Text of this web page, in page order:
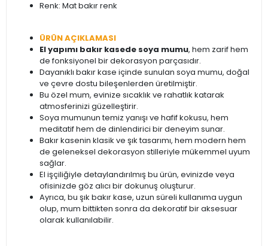
Renk: Mat bakır renk
ÜRÜN AÇIKLAMASI
El yapımı bakır kasede soya mumu, hem zarif hem
de fonksiyonel bir dekorasyon parçasıdır.
Dayanıklı bakır kase içinde sunulan soya mumu, doğal
ve çevre dostu bileşenlerden üretilmiştir.
Bu özel mum, evinize sıcaklık ve rahatlık katarak
atmosferinizi güzelleştirir.
Soya mumunun temiz yanışı ve hafif kokusu, hem
meditatif hem de dinlendirici bir deneyim sunar.
Bakır kasenin klasik ve şık tasarımı, hem modern hem
de geleneksel dekorasyon stilleriyle mükemmel uyum
sağlar.
El işçiliğiyle detaylandırılmış bu ürün, evinizde veya
ofisinizde göz alıcı bir dokunuş oluşturur.
Ayrıca, bu şık bakır kase, uzun süreli kullanıma uygun
olup, mum bittikten sonra da dekoratif bir aksesuar
olarak kullanılabilir.